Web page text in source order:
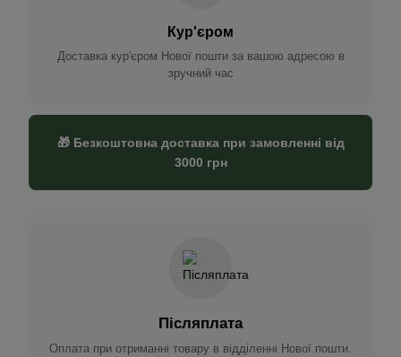
Кур'єром
Доставка кур'єром Нової пошти за вашою адресою в
зручний час
🎁 Безкоштовна доставка при замовленні від
3000 грн
Післяплата
Оплата при отриманні товару в відділенні Нової пошти.